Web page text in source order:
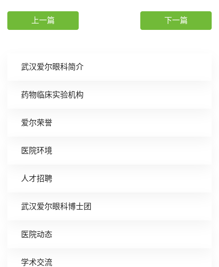
武汉爱尔眼科简介
药物临床实验机构
爱尔荣誉
医院环境
人才招聘
武汉爱尔眼科博士团
医院动态
学术交流
上一篇 下一篇